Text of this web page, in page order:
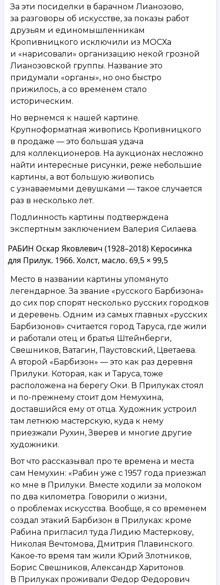
За эти посиделки в барачном Лианозово,
за разговоры об искусстве, за показы работ
друзьям и единомышленникам
Кропивницкого исключили из МОСХа
и «нарисовали» организацию некой грозной
Лианозовской группы. Название это
придумали «органы», но оно быстро
прижилось, а со временем стало
историческим.
Но вернемся к нашей картине.
Крупноформатная живопись Кропивницкого
в продаже — это большая удача
для коллекционеров. На аукционах несложно
найти интересные рисунки, реже небольшие
картины, а вот большую живопись
с узнаваемыми девушками — такое случается
раз в несколько лет.
Подлинность картины подтверждена
экспертным заключением Валерия Силаева.
РАБИН Оскар Яковлевич (1928–2018) Керосинка
для Прилук. 1966. Холст, масло. 69,5 × 99,5
Место в названии картины упомянуто
легендарное. За звание «русского Барбизона»
до сих пор спорят несколько русских городков
и деревень. Одним из самых главных «русских
Барбизонов» считается город Таруса, где жили
и работали отец и братья Штейнберги,
Свешников, Ватагин, Паустовский, Цветаева.
А второй «Барбизон» — это как раз деревня
Прилуки. Которая, как и Таруса, тоже
расположена на берегу Оки. В Прилуках стоял
и по-прежнему стоит дом Немухина,
доставшийся ему от отца. Художник устроил
там летнюю мастерскую, куда к нему
приезжали Рухин, Зверев и многие другие
художники.
Вот что рассказывал про те времена и места
сам Немухин: «Рабин уже с 1957 года приезжал
ко мне в Прилуки. Вместе ходили за молоком
по два километра. Говорили о жизни,
о проблемах искусства. Вообще, я со временем
создал этакий Барбизон в Прилуках: кроме
Рабина пригласил туда Лидию Мастеркову,
Николая Вечтомова, Дмитрия Плавинского.
Какое-то время там жили Юрий Злотников,
Борис Свешников, Александр Харитонов.
В Прилуках проживали Федор Федорович